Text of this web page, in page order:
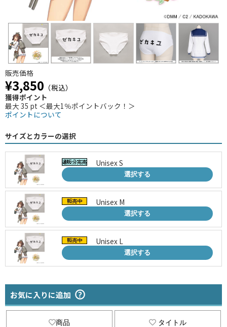
販売価格
¥3,850 （税込）
獲得ポイント
最大 35 pt ＜最大1％ポイントバック！＞
ポイントについて
サイズとカラーの選択
Unisex S
選択する
Unisex M
選択する
Unisex L
選択する
お気に入りに追加
商品 タイトル